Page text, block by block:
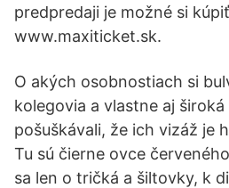
predpredaji je možné si
www.maxiticket.sk.
O akých osobnostiach si
kolegovia a vlastne aj
pošuškávali, že ich vizáž je
Tu sú čierne ovce
sa len o tričká a šiltovky, k